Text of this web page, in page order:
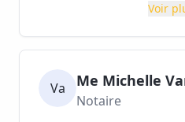
Voir
Va Me Michelle
Notaire